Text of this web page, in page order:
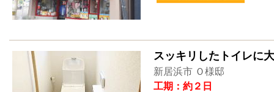
スッキリしたトイレに
新居浜市 Ｏ様邸
工期：約２日